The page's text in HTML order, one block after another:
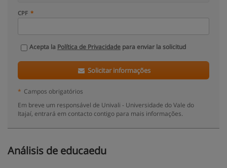
CPF
Acepta la Política de Privacidade para enviar la solicitud
Solicitar informações
* Campos obrigatórios
Em breve um responsável de Univali - Universidade do Vale do
Itajaí, entrará em contacto contigo para mais informações.
Análisis de educaedu